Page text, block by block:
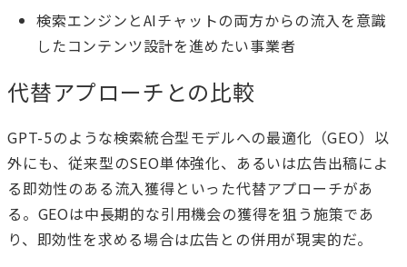
検索エンジンとAIチャットの両方からの流入を意識
したコンテンツ設計を進めたい事業者
代替アプローチとの比較
GPT-5のような検索統合型モデルへの最適化（GEO）以
外にも、従来型のSEO単体強化、あるいは広告出稿によ
る即効性のある流入獲得といった代替アプローチがあ
る。GEOは中長期的な引用機会の獲得を狙う施策であ
り、即効性を求める場合は広告との併用が現実的だ。